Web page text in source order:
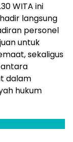
WITA ini
langsung
personel
untuk
sekaligus
antara
dalam
hukum